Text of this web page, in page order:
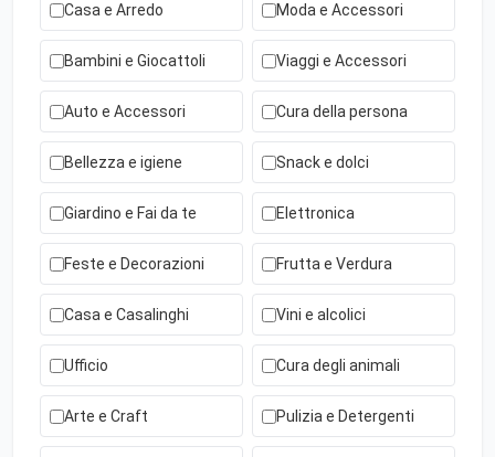
Casa e Arredo Moda e Accessori
Bambini e Giocattoli Viaggi e Accessori
Auto e Accessori Cura della persona
Bellezza e igiene Snack e dolci
Giardino e Fai da te Elettronica
Feste e Decorazioni Frutta e Verdura
Casa e Casalinghi Vini e alcolici
Ufficio Cura degli animali
Arte e Craft Pulizia e Detergenti